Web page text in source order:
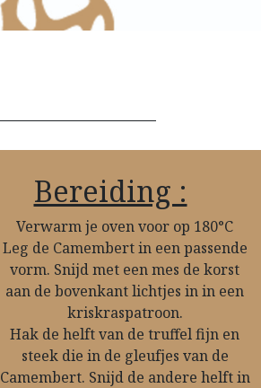
Bereiding :
Verwarm je oven voor op 180°C
Leg de Camembert in een passende
vorm. Snijd met een mes de korst
aan de bovenkant lichtjes in in een
kriskraspatroon.
Hak de helft van de truffel fijn en
steek die in de gleufjes van de
Camembert. Snijd de andere helft in